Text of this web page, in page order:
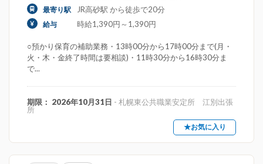
最寄り駅 JR高砂駅 から徒歩で20分
給与 時給1,390円～1,390円
○預かり保育の補助業務・13時00分から17時00分まで(月・
火・木・金終了時間は要相談)・11時30分から16時30分ま
で...
期限： 2026年10月31日 - 札幌東公共職業安定所 江別出張
所
★お気に入り